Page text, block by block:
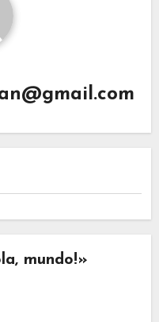
mundo!»